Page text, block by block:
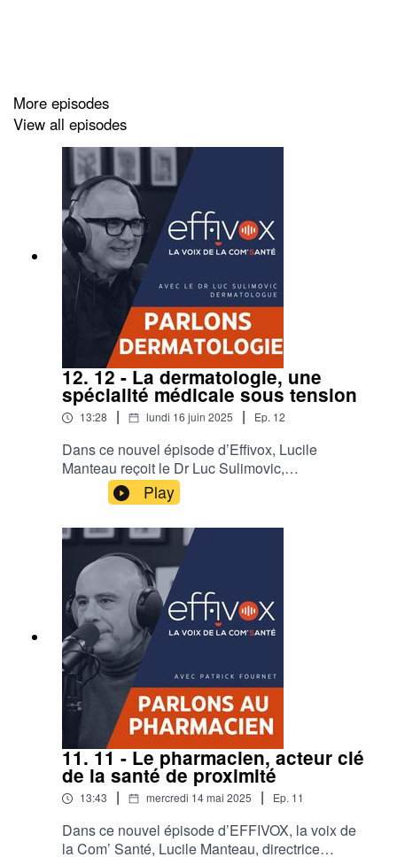
More episodes
View all episodes
12. 12 - La dermatologie, une
spécialité médicale sous tension
13:28 | lundi 16 juin 2025 | Ep. 12
Dans ce nouvel épisode d’Effivox, Lucile
Manteau reçoit le Dr Luc Sulimovic,
dermatologue libéral et président du Syndicat
National des Dermatologues-Vénérologues.
Ensemble, ils reviennent sur les défis actuels
que rencontre la spécialité : pénurie de
praticiens, manque de continuité entre l’hôpital et
la pratique libérale, accès aux soins difficile…
mais ils abordent aussi les solutions concrètes
proposées et la coordination territoriale mise en
place. Un échange sans détour pour comprendre
les enjeux de la profession aujourd’hui et
envisager les perspectives de demain.
Play
11. 11 - Le pharmacien, acteur clé
de la santé de proximité
13:43 | mercredi 14 mai 2025 | Ep. 11
Dans ce nouvel épisode d’EFFIVOX, la voix de
la Com’ Santé, Lucile Manteau, directrice